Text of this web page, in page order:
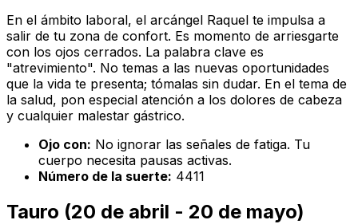
En el ámbito laboral, el arcángel Raquel te impulsa a
salir de tu zona de confort. Es momento de arriesgarte
con los ojos cerrados. La palabra clave es
"atrevimiento". No temas a las nuevas oportunidades
que la vida te presenta; tómalas sin dudar. En el tema de
la salud, pon especial atención a los dolores de cabeza
y cualquier malestar gástrico.
Ojo con: No ignorar las señales de fatiga. Tu
cuerpo necesita pausas activas.
Número de la suerte: 4411
Tauro (20 de abril - 20 de mayo)